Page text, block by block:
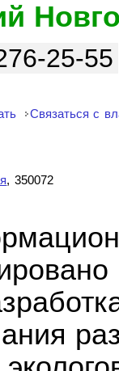
25-55
Связаться с
, 350072